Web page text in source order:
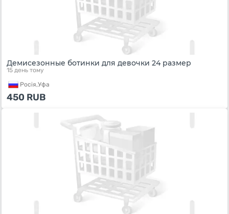
Демисезонные ботинки для девочки 24 размер
15 день тому
Росiя,Уфа
450 RUB